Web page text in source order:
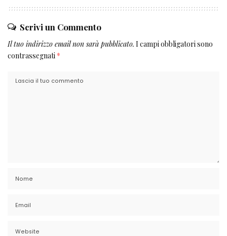
Scrivi un Commento
Il tuo indirizzo email non sarà pubblicato. I campi obbligatori sono
contrassegnati *